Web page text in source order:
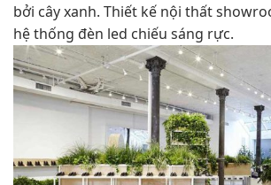
bởi cây xanh. Thiết kế nội thất
hệ thống đèn led chiếu sáng rực.